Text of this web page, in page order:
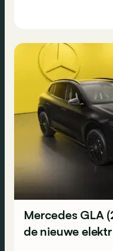
Mercedes GLA
de nieuwe